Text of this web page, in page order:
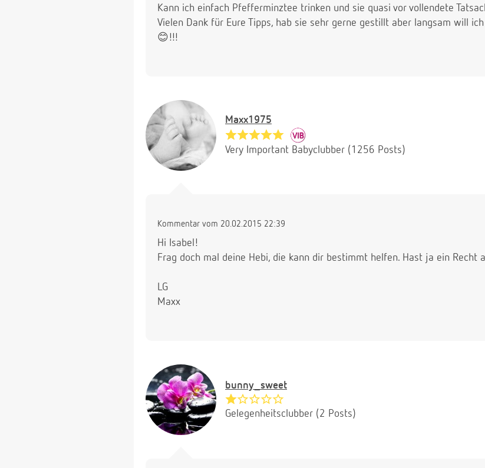
Kann ich einfach Pfefferminztee trinken und sie quasi vor vollendete
Vielen Dank für Eure Tipps, hab sie sehr gerne gestillt aber langsam will
😊!!!
Maxx1975
Very Important Babyclubber (1256 Posts)
Kommentar vom 20.02.2015 22:39
Hi Isabel!
Frag doch mal deine Hebi, die kann dir bestimmt helfen. Hast ja ein Recht
LG
Maxx
bunny_sweet
Gelegenheitsclubber (2 Posts)